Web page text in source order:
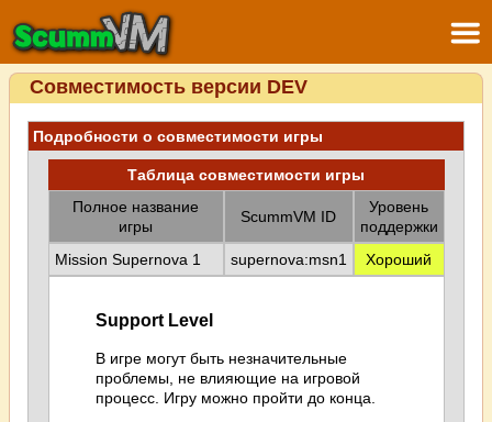
Совместимость версии DEV
Подробности о совместимости игры
Таблица совместимости игры
Полное название
игры
ScummVM ID
Уровень
поддержки
Mission Supernova 1
supernova:msn1 Хороший
Support Level
В игре могут быть незначительные
проблемы, не влияющие на игровой
процесс. Игру можно пройти до конца.